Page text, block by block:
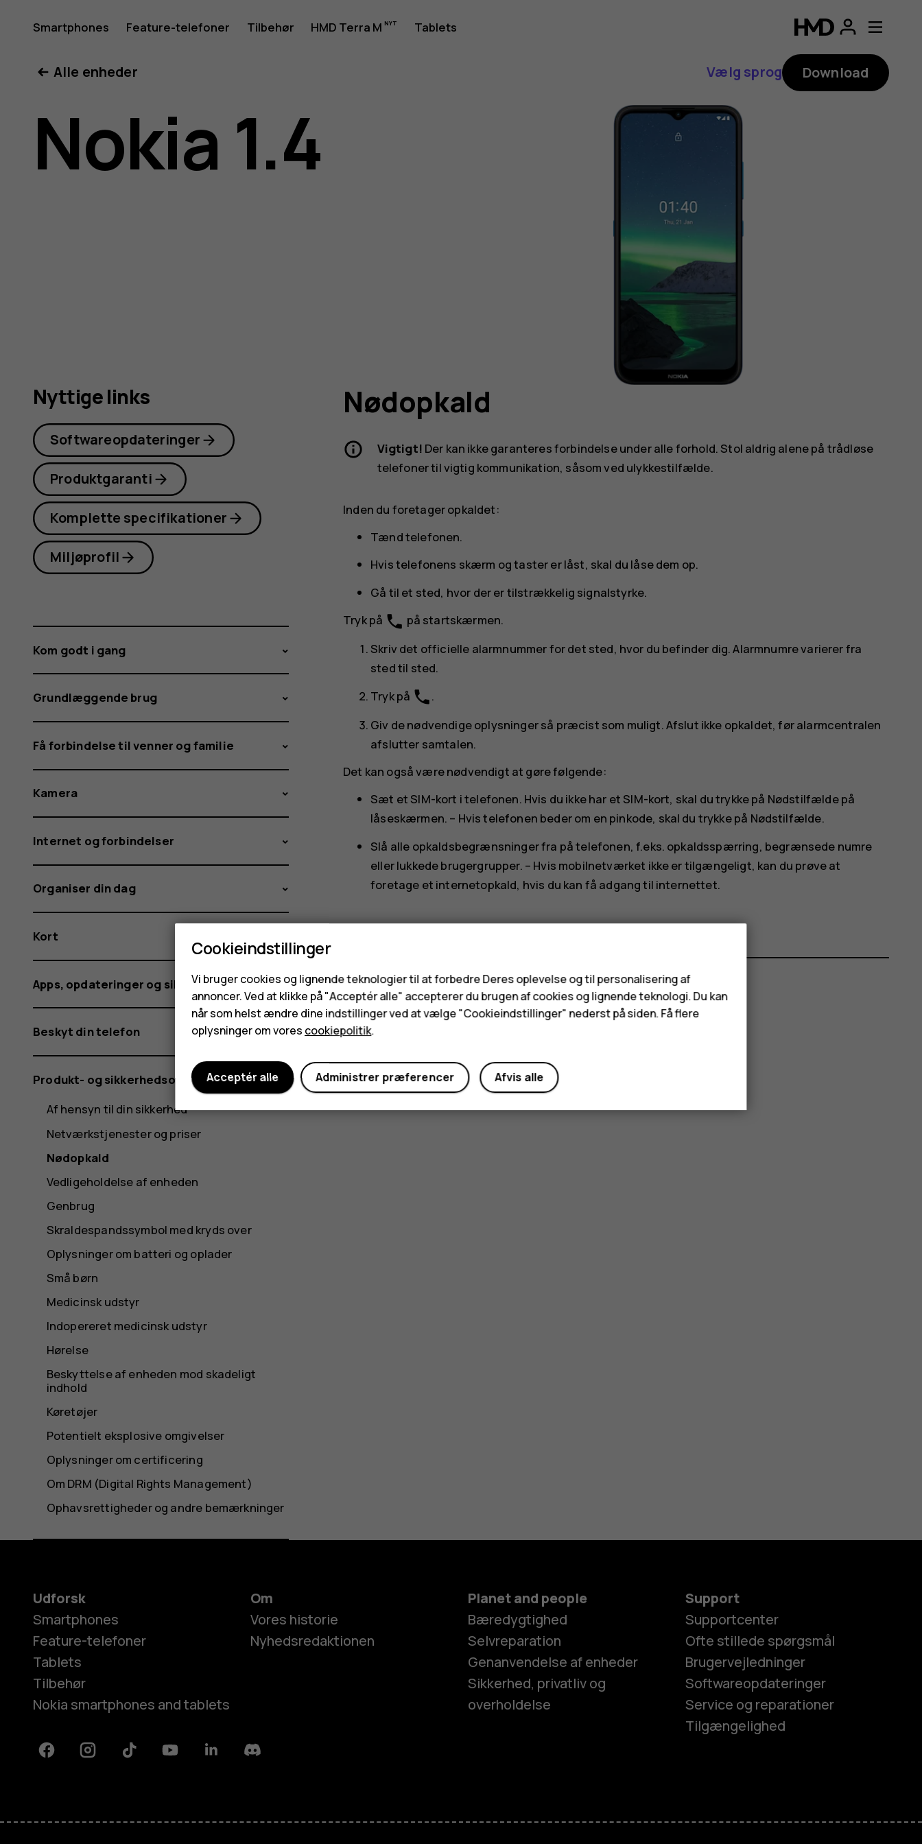
Brugervejledning
til
Nokia
Smartphones Feature-telefoner Tilbehør HMD Terra M Tablets
Feature-telefoner
Alle enheder
Vælg sprog Download
Nokia 1.4
Nødopkald
Vigtigt! Der kan ikke garanteres forbindelse under alle forhold. Stol aldrig alene på trådløse
telefoner til vigtig kommunikation, såsom ved ulykkestilfælde.
Inden du foretager opkaldet:
Tænd telefonen.
Hvis telefonens skærm og taster er låst, skal du låse dem op.
Gå til et sted, hvor der er tilstrækkelig signalstyrke.
Tryk på phone på startskærmen.
Skriv det officielle alarmnummer for det sted, hvor du befinder dig. Alarmnumre varierer fra
sted til sted.
Tryk på phone.
Giv de nødvendige oplysninger så præcist som muligt. Afslut ikke opkaldet, før alarmcentralen
afslutter samtalen.
Det kan også være nødvendigt at gøre følgende:
Sæt et SIM-kort i telefonen. Hvis du ikke har et SIM-kort, skal du trykke på Nødstilfældepå
låseskærmen. – Hvis telefonen beder om en pinkode, skal du trykke på Nødstilfælde.
Slå alle opkaldsbegrænsninger fra på telefonen, f.eks. opkaldsspærring, begrænsede numre
eller lukkede brugergrupper. – Hvis mobilnetværket ikke er tilgængeligt, kan du prøve at
foretage et internetopkald, hvis du kan få adgang til internettet.
Synes du, dette var nyttigt?
Nyttige links
Softwareopdateringer
Produktgaranti
Komplette specifikationer
Miljøprofil
Kom godt i gang
Grundlæggende brug
Få forbindelse til venner og familie
Kamera
Internet og forbindelser
Organiser din dag
Kort
Apps, opdateringer og sikkerhedskopier
Beskyt din telefon
Produkt- og sikkerhedsoplysninger
Af hensyn til din sikkerhed
Netværkstjenester og priser
Nødopkald
Vedligeholdelse af enheden
Genbrug
Skraldespandssymbol med kryds over
Oplysninger om batteri og oplader
Små børn
Medicinsk udstyr
Indopereret medicinsk udstyr
Hørelse
Beskyttelse af enheden mod skadeligt
indhold
Køretøjer
Potentielt eksplosive omgivelser
Oplysninger om certificering
Om DRM (Digital Rights Management)
Ophavsrettigheder og andre bemærkninger
Udforsk
Smartphones
Feature-telefoner
Tablets
Tilbehør
Nokia smartphones and tablets
Om
Vores historie
Nyhedsredaktionen
Planet and people
Bæredygtighed
Selvreparation
Genanvendelse af enheder
Sikkerhed, privatliv og
overholdelse
Support
Supportcenter
Ofte stillede spørgsmål
Brugervejledninger
Softwareopdateringer
Service og reparationer
Tilgængelighed
FacebookInstagramTiktok YoutubeLinkedinDiscord
Cookieindstillinger
Vi bruger cookies og lignende teknologier til at forbedre Deres oplevelse og til personalisering af
annoncer. Ved at klikke på "Acceptér alle" accepterer du brugen af cookies og lignende teknologi. Du kan
når som helst ændre dine indstillinger ved at vælge "Cookieindstillinger" nederst på siden. Få flere
oplysninger om vores cookiepolitik.
Afvis alle
Administrer præferencer
Acceptér alle